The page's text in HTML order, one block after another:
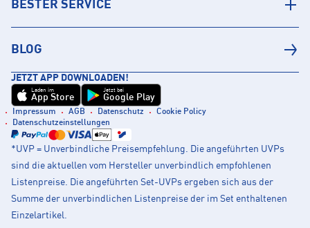
BESTER SERVICE
BLOG
JETZT APP DOWNLOADEN!
Laden im
App Store
Jetzt bei
Google Play
Impressum AGB Datenschutz
Cookie Policy
Datenschutzeinstellungen
*UVP = Unverbindliche Preisempfehlung. Die angeführten UVPs
sind die aktuellen vom Hersteller unverbindlich empfohlenen
Listenpreise. Die angeführten Set-UVPs ergeben sich aus der
Summe der unverbindlichen Listenpreise der im Set enthaltenen
Einzelartikel.